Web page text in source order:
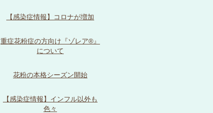
【感染症情報】コロナが増加
重症花粉症の方向け『ゾレア®』
について
花粉の本格シーズン開始
【感染症情報】インフル以外も
色々